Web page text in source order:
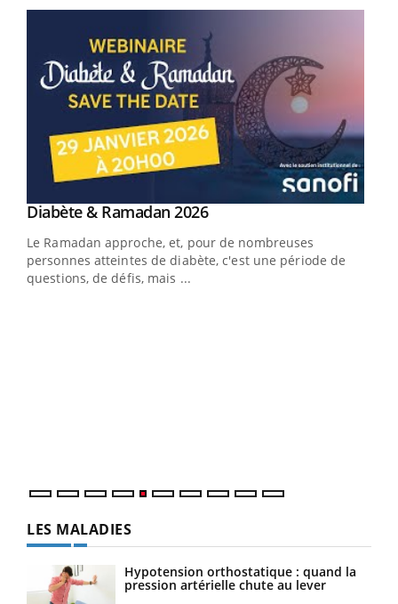
Youtube
Diabète & Ramadan 2026Youtube
Le Ramadan approche, et, pour de nombreuses
personnes atteintes de diabète, c'est une période de
questions, de défis, mais ...
LES MALADIES
Hypotension orthostatique : quand la
pression artérielle chute au lever